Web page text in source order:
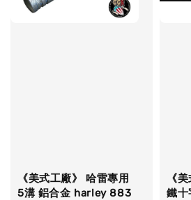
《美式工廠》 哈雷專用
5溝 鋁合金 harley 883
《
鐵十